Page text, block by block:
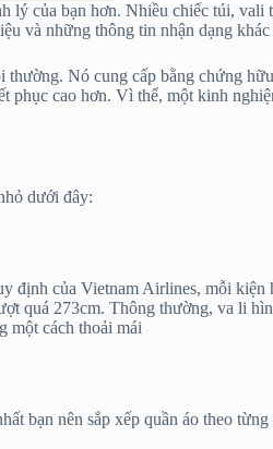
lý của bạn hơn. Nhiều chiếc túi,
và những thông tin nhận dạng
Nó cung cấp bằng chứng
phục cao hơn. Vì thế, một kinh
dưới đây:
định của Vietnam Airlines, mỗi
quá 273cm. Thông thường, va li
một cách thoải mái
bạn nên sắp xếp quần áo theo